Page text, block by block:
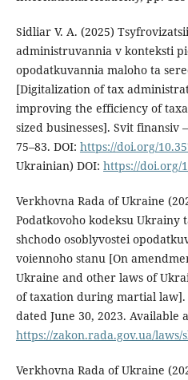
Sidliar V. A. (2025)
administruvannia v konteksti
opodatkuvannia maloho ta
[Digitalization of tax
improving the efficiency of
sized businesses]. Svit finansiv
75–83. DOI: https://doi.org/
Ukrainian) DOI: https://doi.org/
Verkhovna Rada of Ukraine
Podatkovoho kodeksu Ukrainy
shchodo osoblyvostei
voiennoho stanu [On
Ukraine and other laws of
of taxation during martial law].
dated June 30, 2023. Available
https://zakon.rada.gov.ua/laws/
Verkhovna Rada of Ukraine